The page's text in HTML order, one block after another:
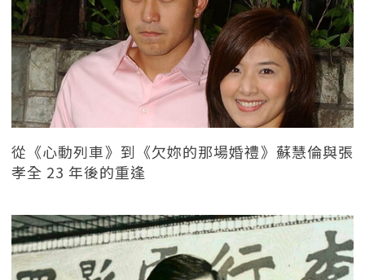
從《心動列車》到《欠妳的那場婚禮》蘇慧倫與張
孝全 23 年後的重逢